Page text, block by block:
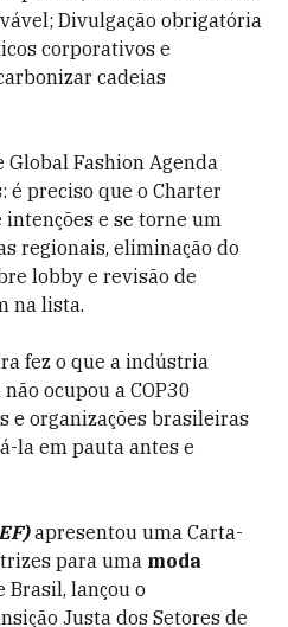
Divulgação obrigatória
corporativos e
cadeias
Global Fashion Agenda
é preciso que o Charter
e se torne um
regionais, eliminação do
lobby e revisão de
na lista.
fez o que a indústria
ocupou a COP30
e organizações brasileiras
la em pauta antes e
apresentou uma Carta-
para uma moda
Brasil, lançou o
Justa dos Setores de